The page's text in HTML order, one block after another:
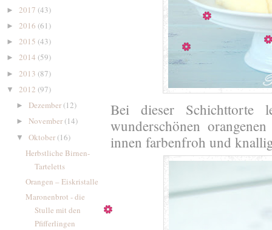
► 2017 (43)
► 2016 (61)
► 2015 (43)
► 2014 (59)
► 2013 (87)
▼ 2012 (97)
► Dezember(12)
► November(14)
▼ Oktober(16)
Herbstliche Birnen-
Tarteletts
Orangen – Eiskristalle
Maronenbrot - die
Stulle mit den
Pfifferlingen
Bei dieser Schichttorte
wunderschönen
innen farbenfroh und